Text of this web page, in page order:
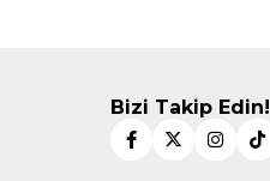
Bizi Takip Edin!